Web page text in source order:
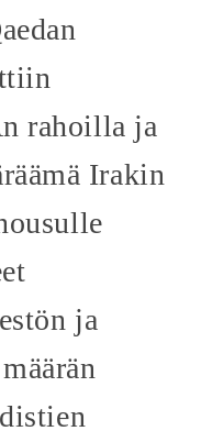
rahoilla ja
Irakin
ja